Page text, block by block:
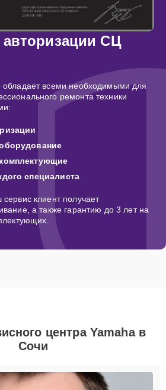
СЦ
всеми необходимыми для
ремонта техники
специалиста
клиент получает
а также гарантию до 3 лет на
центра Yamaha в
Сочи